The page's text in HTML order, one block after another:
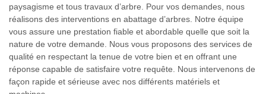
paysagisme et tous travaux d’arbre. Pour vos demandes, nous
réalisons des interventions en abattage d’arbres. Notre équipe
vous assure une prestation fiable et abordable quelle que soit la
nature de votre demande. Nous vous proposons des services de
qualité en respectant la tenue de votre bien et en offrant une
réponse capable de satisfaire votre requête. Nous intervenons de
façon rapide et sérieuse avec nos différents matériels et